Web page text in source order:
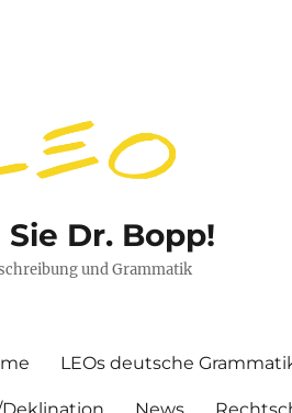
Dr. Bopp!
und Grammatik
LEOs deutsche
News